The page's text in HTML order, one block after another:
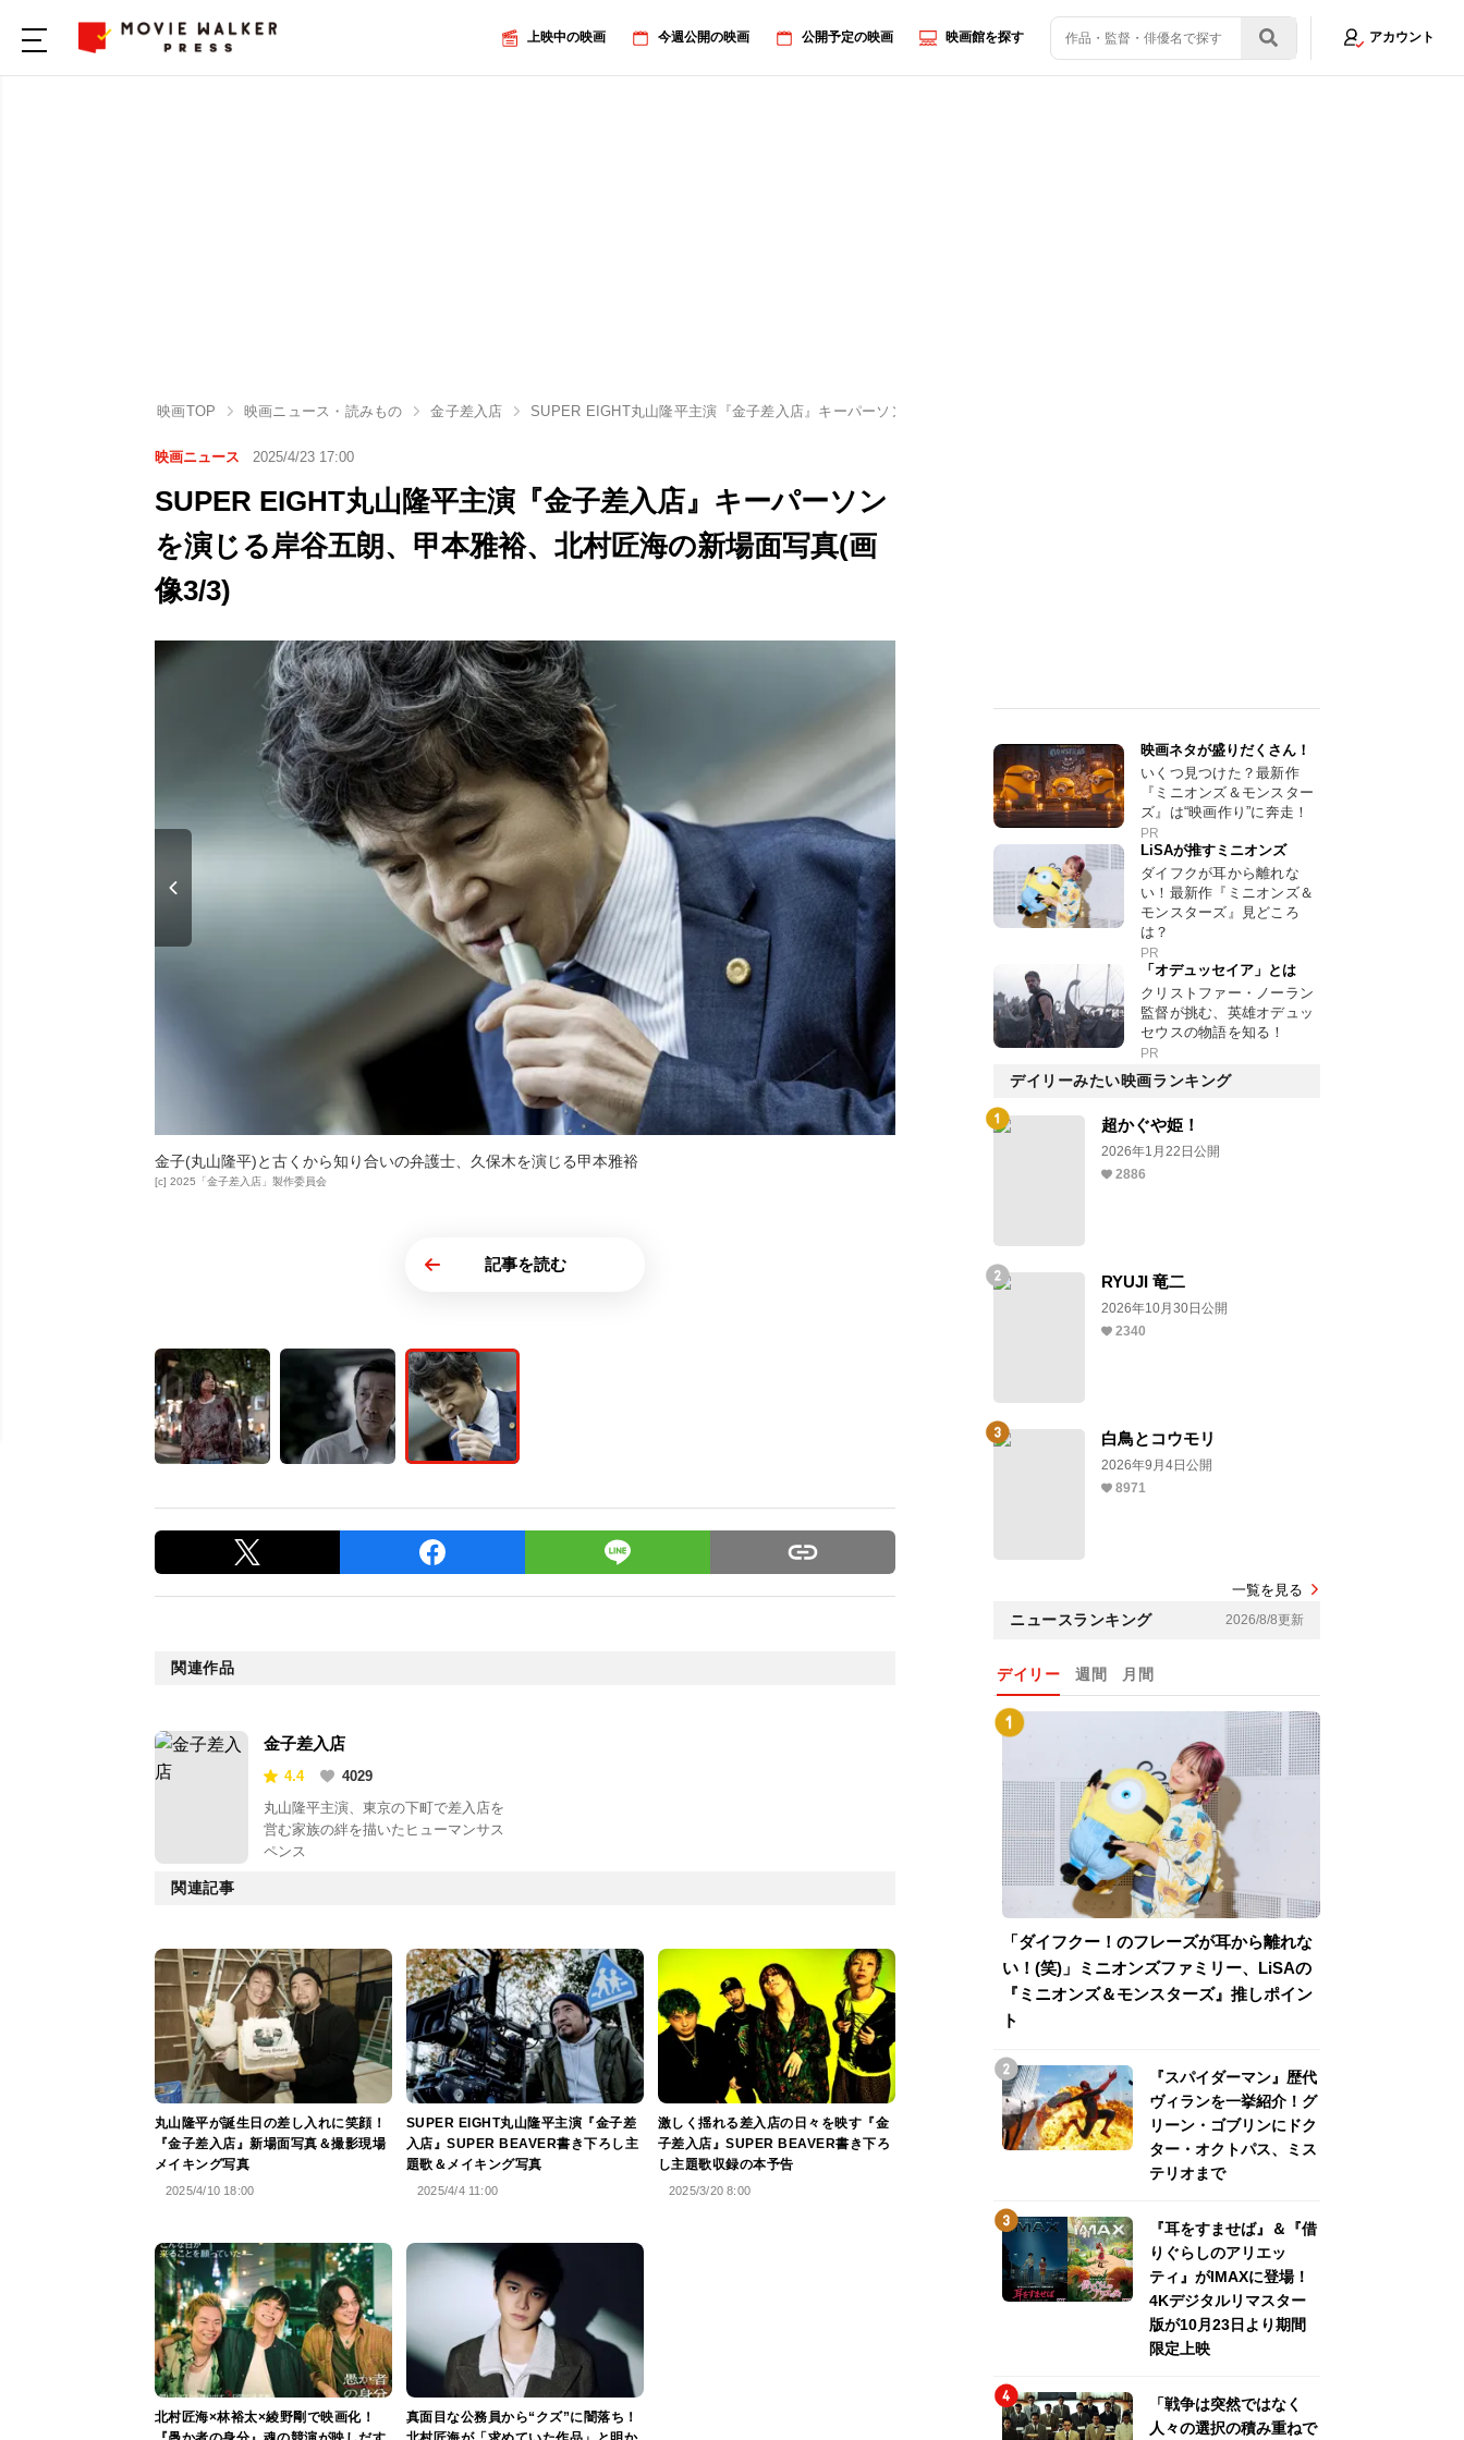
上映中の映画 今週公開の映画 公開予定の映画 映画館を探す アカウント
映画TOP 映画ニュース・読みもの 金子差入店 SUPER EIGHT丸山隆平主演『金子差入店』キーパーソンを演じる岸谷五朗、甲本雅裕、北村匠海の新場面写真
映画ニュース 2025/4/23 17:00
SUPER EIGHT丸山隆平主演『金子差入店』キーパーソン
を演じる岸谷五朗、甲本雅裕、北村匠海の新場面写真(画
像3/3)
金子(丸山隆平)と古くから知り合いの弁護士、久保木を演じる甲本雅裕
[c] 2025「金子差入店」製作委員会
記事を読む
関連作品
金子差入店
4.4
4029
丸山隆平主演、東京の下町で差入店を
営む家族の絆を描いたヒューマンサス
ペンス
関連記事
丸山隆平が誕生日の差し入れに笑顔！
『金子差入店』新場面写真＆撮影現場
メイキング写真
2025/4/10 18:00
SUPER EIGHT丸山隆平主演『金子差
入店』SUPER BEAVER書き下ろし主
題歌＆メイキング写真
2025/4/4 11:00
激しく揺れる差入店の日々を映す『金
子差入店』SUPER BEAVER書き下ろ
し主題歌収録の本予告
2025/3/20 8:00
北村匠海×林裕太×綾野剛で映画化！
真面目な公務員から“クズ”に闇落ち！
映画ネタが盛りだくさん！
いくつ見つけた？最新作
『ミニオンズ＆モンスター
ズ』は“映画作り”に奔走！
PR
LiSAが推すミニオンズ
ダイフクが耳から離れな
い！最新作『ミニオンズ＆
モンスターズ』見どころ
は？
PR
「オデュッセイア」とは
クリストファー・ノーラン
監督が挑む、英雄オデュッ
セウスの物語を知る！
PR
デイリーみたい映画ランキング
超かぐや姫！
2026年1月22日公開
2886
RYUJI 竜二
2026年10月30日公開
2340
白鳥とコウモリ
2026年9月4日公開
8971
一覧を見る
ニュースランキング 2026/8/8更新
デイリー 週間 月間
「ダイフクー！のフレーズが耳から離れな
い！(笑)」ミニオンズファミリー、LiSAの
『ミニオンズ＆モンスターズ』推しポイン
ト
『スパイダーマン』歴代
ヴィランを一挙紹介！グ
リーン・ゴブリンにドク
ター・オクトパス、ミス
テリオまで
『耳をすませば』＆『借
りぐらしのアリエッ
ティ』がIMAXに登場！
4Kデジタルリマスター
版が10月23日より期間
限定上映
「戦争は突然ではなく
人々の選択の積み重ねで